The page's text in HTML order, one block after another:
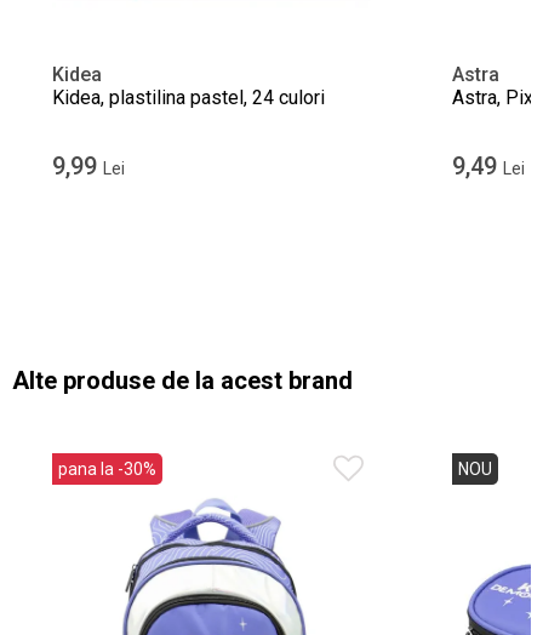
Kidea
Kidea, plastilina pastel, 24 culori
9,99 Lei
Astra
Astra,
9,49 Lei
Alte produse de la acest brand
pana la -30% NOU